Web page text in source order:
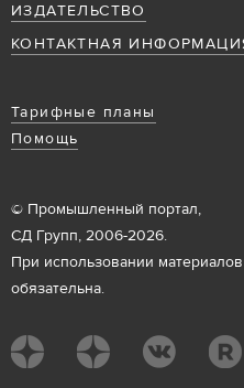
ИЗДАТЕЛЬСТВО
КОНТАКТНАЯ
Тарифные планы
Помощь
© Промышленный портал,
СД Групп, 2006-2026.
При использовании
обязательна.